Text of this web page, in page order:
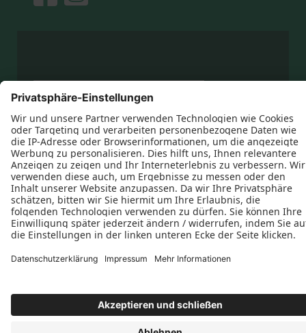
   

Heiko Bonnet © 2026